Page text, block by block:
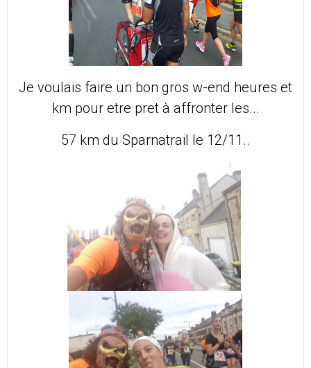
Je voulais faire un bon gros w-end heures et
km pour etre pret à affronter les...
57 km du Sparnatrail le 12/11..